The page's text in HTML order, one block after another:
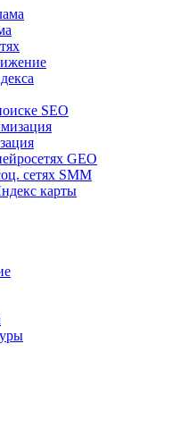
SEO
GEO
сетях SMM
карты